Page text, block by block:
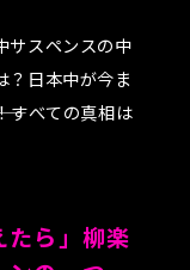
サスペンスの中
？日本中が今ま
すべての真相は
たら」柳楽